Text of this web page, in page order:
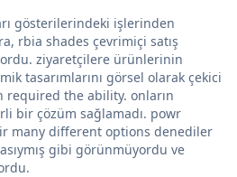
gösterilerindeki işlerinden
rbia shades çevrimiçi satış
ziyaretçilere ürünlerinin
tasarımlarını görsel olarak çekici
required the ability. onların
bir çözüm sağlamadı. powr
many different options denediler
gibi görünmüyordu ve